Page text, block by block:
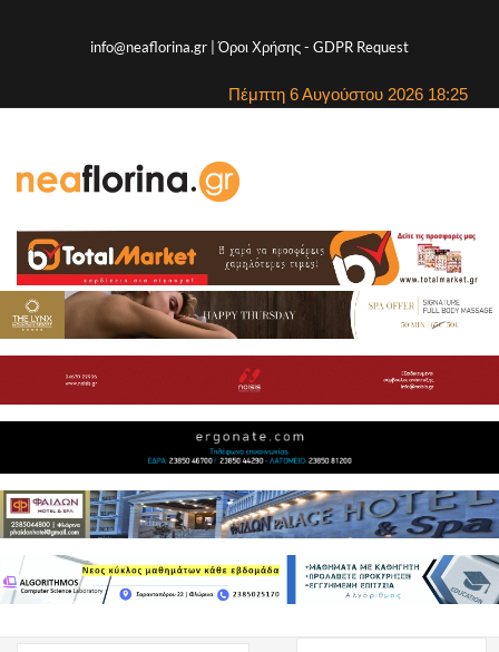
info@neaflorina.gr |Όροι Χρήσης- GDPR Request
Πέμπτη 6 Αυγούστου 2026 18:25